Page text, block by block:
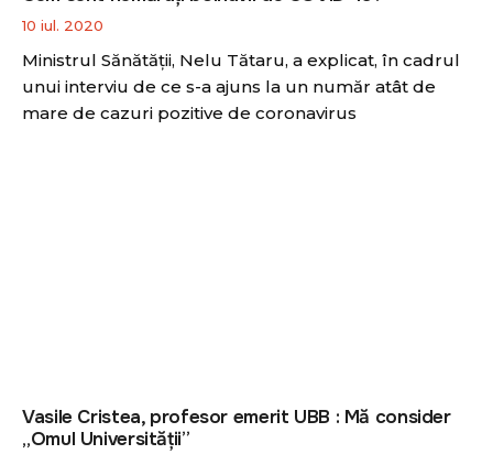
10 iul. 2020
Ministrul Sănătății, Nelu Tătaru, a explicat, în cadrul
unui interviu de ce s-a ajuns la un număr atât de
mare de cazuri pozitive de coronavirus
Vasile Cristea, profesor emerit UBB : Mă consider
„Omul Universității”